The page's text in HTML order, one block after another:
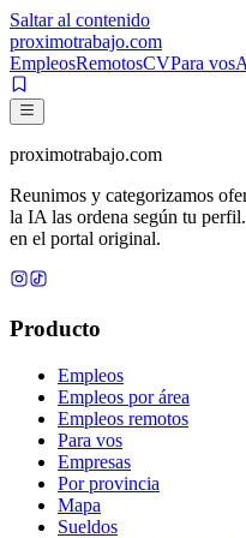
Saltar al contenido
proximotrabajo.com
EmpleosRemotosCVPara vos
proximotrabajo.com
Reunimos y categorizamos
la IA las ordena según tu
en el portal original.
Producto
Empleos
Empleos por área
Empleos remotos
Para vos
Empresas
Por provincia
Mapa
Sueldos